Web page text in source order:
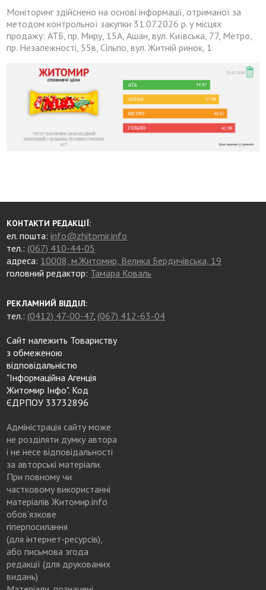
Моніторинг здійснено на основі інформації, отриманої за
методом контрольної закупки 31.07.2026 р. у місцях
продажу: АТБ, пр. Миру, 15А, Ашан, вул. Київська, 77, Метро,
пр. Незалежності, 55в, Сільпо, вул. Житній ринок, 1
КОНТАКТИ РЕДАКЦІЇ:
ел. пошта:info@zhitomir.info
тел.: (067) 410-44-05
адреса: 10008, м.Житомир, Велика Бердичівська, 19
головний редактор: Тамара Коваль
РЕКЛАМНИЙ ВІДДІЛ:
тел.: (0412) 47-00-47, (067) 412-63-04
Сайт належить Товариству
з обмеженою
відповідальністю
"Інформаційна Агенція
Житомир Інфо". Код
ЄДРПОУ 33732896
Адміністрація сайту може
не розділяти думку автора
і не несе відповідальності
за авторські матеріали.
При повному чи
частковому використанні
матеріалів Житомир.info
обов’язкове
гіперпосилання
(для інтернет-ресурсів),
або письмова згода
редакції (для друкованих
видань)